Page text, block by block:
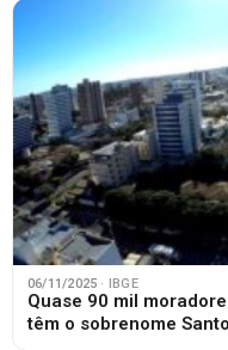
06/11/2025 · IBGE
Quase 90 mil
têm o sobrenome